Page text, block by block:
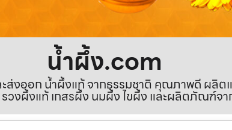
น้ำผึ้ง.com
ส่งออก น้ำผึ้งแท้ จากธรรมชาติ คุณภาพดี ผลิต
วงผึ้งแท้ เกสรผึ้ง นมผึ้ง ไขผึ้ง และผลิตภัณฑ์จ